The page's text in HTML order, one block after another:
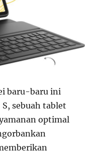
baru-baru ini
sebuah tablet
optimal